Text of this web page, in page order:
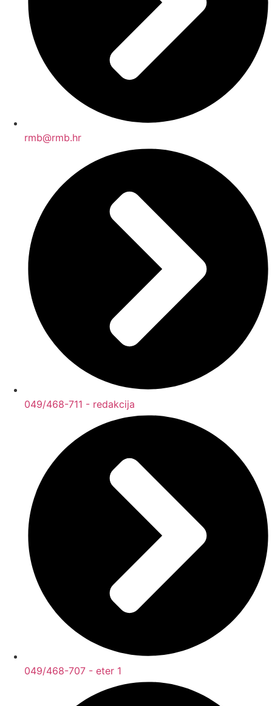
rmb@rmb.hr
049/468-711 - redakcija
049/468-707 - eter 1